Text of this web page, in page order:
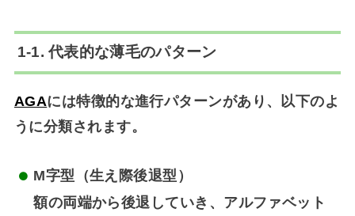
1-1. 代表的な薄毛のパターン
AGAには特徴的な進行パターンがあり、以下のよ
うに分類されます。
M字型（生え際後退型）
額の両端から後退していき、アルファベット